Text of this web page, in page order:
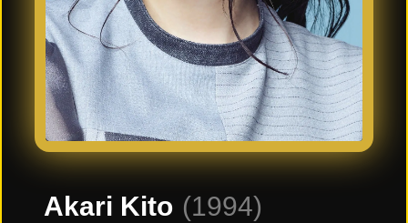
Últimos
Tráilers
Español
📺 VER
SERIES
PLATAFORMAS
SeriesAkari Kito (1994)